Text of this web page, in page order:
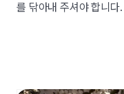
를 닦아내 주셔야 합니다.